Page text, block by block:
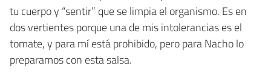
tu cuerpo y “sentir” que se limpia el organismo. Es en
dos vertientes porque una de mis intolerancias es el
tomate, y para mí está prohibido, pero para Nacho lo
preparamos con esta salsa.